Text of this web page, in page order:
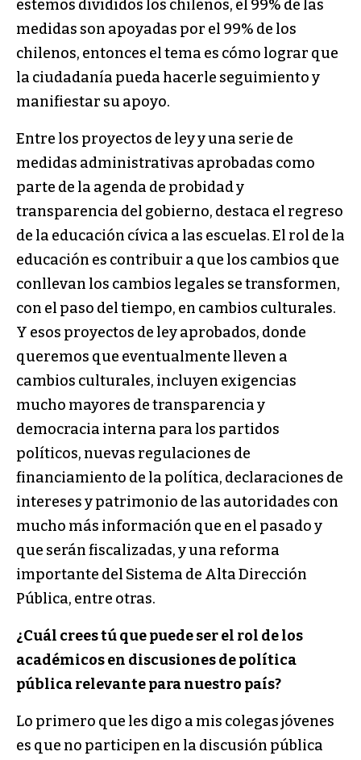
estemos divididos los chilenos, el 99% de las
medidas son apoyadas por el 99% de los
chilenos, entonces el tema es cómo lograr que
la ciudadanía pueda hacerle seguimiento y
manifiestar su apoyo.
Entre los proyectos de ley y una serie de
medidas administrativas aprobadas como
parte de la agenda de probidad y
transparencia del gobierno, destaca el regreso
de la educación cívica a las escuelas. El rol de la
educación es contribuir a que los cambios que
conllevan los cambios legales se transformen,
con el paso del tiempo, en cambios culturales.
Y esos proyectos de ley aprobados, donde
queremos que eventualmente lleven a
cambios culturales, incluyen exigencias
mucho mayores de transparencia y
democracia interna para los partidos
políticos, nuevas regulaciones de
financiamiento de la política, declaraciones de
intereses y patrimonio de las autoridades con
mucho más información que en el pasado y
que serán fiscalizadas, y una reforma
importante del Sistema de Alta Dirección
Pública, entre otras.
¿Cuál crees tú que puede ser el rol de los
académicos en discusiones de política
pública relevante para nuestro país?
Lo primero que les digo a mis colegas jóvenes
es que no participen en la discusión pública